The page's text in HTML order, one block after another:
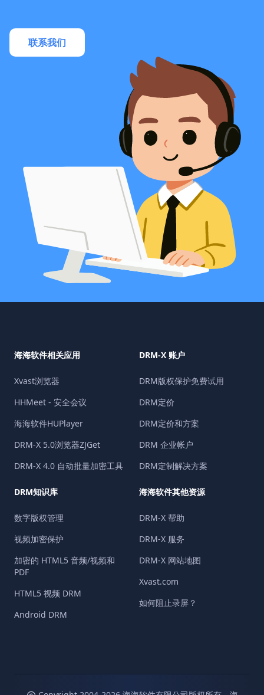
联系我们
海海软件相关应用
Xvast浏览器
HHMeet - 安全会议
海海软件HUPlayer
DRM-X 5.0浏览器ZJGet
DRM-X 4.0 自动批量加密工具
DRM-X 账户
DRM版权保护免费试用
DRM定价
DRM定价和方案
DRM 企业帐户
DRM定制解决方案
DRM知识库
数字版权管理
视频加密保护
加密的 HTML5 音频/视频和
PDF
HTML5 视频 DRM
Android DRM
海海软件其他资源
DRM-X 帮助
DRM-X 服务
DRM-X 网站地图
Xvast.com
如何阻止录屏？